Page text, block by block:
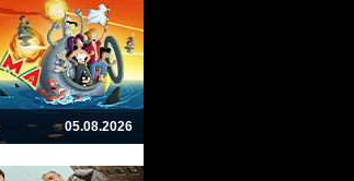
05.08.2026